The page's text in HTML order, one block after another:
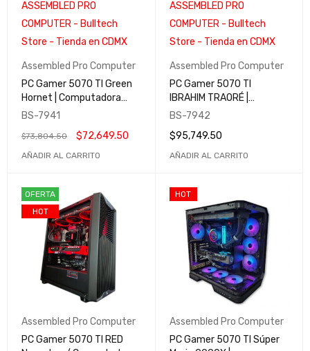
Assembled Pro Computer
PC Gamer 5070 TI Green
Hornet | Computadora
Gamer y Profesional |
BS-7941
$73,804.50 $72,649.50
AÑADIR AL CARRITO
Assembled Pro Computer
PC Gamer 5070 TI
IBRAHIM TRAORÉ |
Computadora Gamer y
Pro Computer
BS-7942
$95,749.50
AÑADIR AL CARRITO
OFERTA
HOT
Assembled Pro Computer
PC Gamer 5070 TI RED
HOT
Assembled Pro Computer
PC Gamer 5070 TI Súper